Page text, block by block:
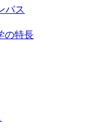
パス
の特長